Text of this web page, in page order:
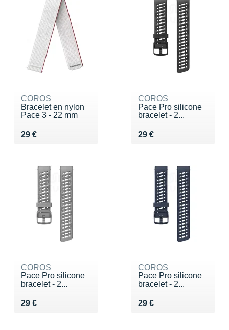
COROS
Bracelet en nylon
Pace 3 - 22 mm
29 €
Vendu 29 €
COROS
Pace Pro silicone
bracelet - 2...
29 €
Vendu 29 €
COROS
Pace Pro silicone
bracelet - 2...
29 €
Vendu 29 €
COROS
Pace Pro silicone
bracelet - 2...
29 €
Vendu 29 €